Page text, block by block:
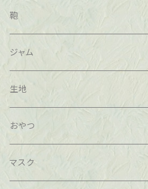
草木染
冷え取り
キャミソール
腹巻
レッグウォーマー
#温活
#冷え取り
ネックウォーマー
草木染
ヘアバンド
シルク
コットン
綿100％
ベンガラ染め
藍染め
草木染
手描き
鞄
藍染め
柿渋染め
コットン100％
頒布
ジャム
無農薬
減農薬
林檎
甜菜糖
生地
草木染め
茜染め
おやつ
マスク